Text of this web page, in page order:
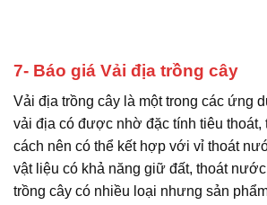
7- Báo giá Vải địa trồng cây
Vải địa trồng cây là một trong các ứng
vải địa có được nhờ đặc tính tiêu thoát,
cách nên có thể kết hợp với vỉ thoát
vật liệu có khả năng giữ đất, thoát
trồng cây có nhiều loại nhưng sản